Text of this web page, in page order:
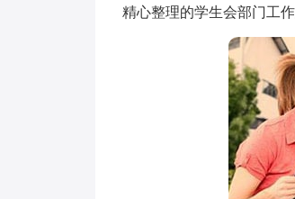
精心整理的学生会部门工